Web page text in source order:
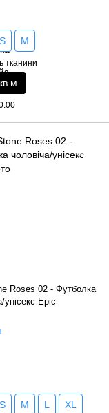
S M
тканини
Roses 02 - Футболка
унісекс Epic
S M L XL